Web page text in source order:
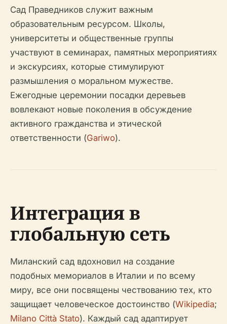
Сад Праведников служит важным
образовательным ресурсом. Школы,
университеты и общественные группы
участвуют в семинарах, памятных мероприятиях
и экскурсиях, которые стимулируют
размышления о моральном мужестве.
Ежегодные церемонии посадки деревьев
вовлекают новые поколения в обсуждение
активного гражданства и этической
ответственности (Gariwo).
Интеграция в
глобальную сеть
Миланский сад вдохновил на создание
подобных мемориалов в Италии и по всему
миру, все они посвящены чествованию тех, кто
защищает человеческое достоинство (Wikipedia;
Milano Città Stato). Каждый сад адаптирует